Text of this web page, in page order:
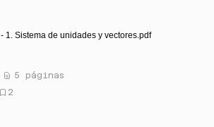
- 1. Sistema de unidades y vectores.pdf
5 páginas
2